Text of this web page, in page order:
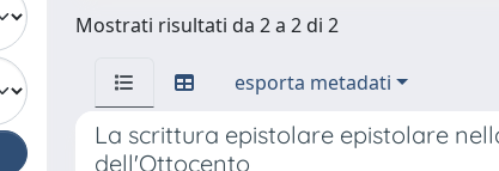
Mostrati risultati da 2 a 2 di 2
esporta metadati
La scrittura epistolare epistolare
dell'Ottocento